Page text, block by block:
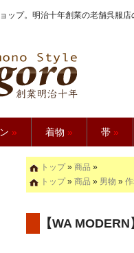
ップ。明治十年創業の老舗呉服店
館【久五郎】
» 着物 » 帯 »
トップ» 商品 »
トップ» 商品 » 男物 »
【WA